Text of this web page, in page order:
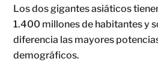
Los dos gigantes asiáticos
1.400 millones de habitantes y
diferencia las mayores
demográficos.